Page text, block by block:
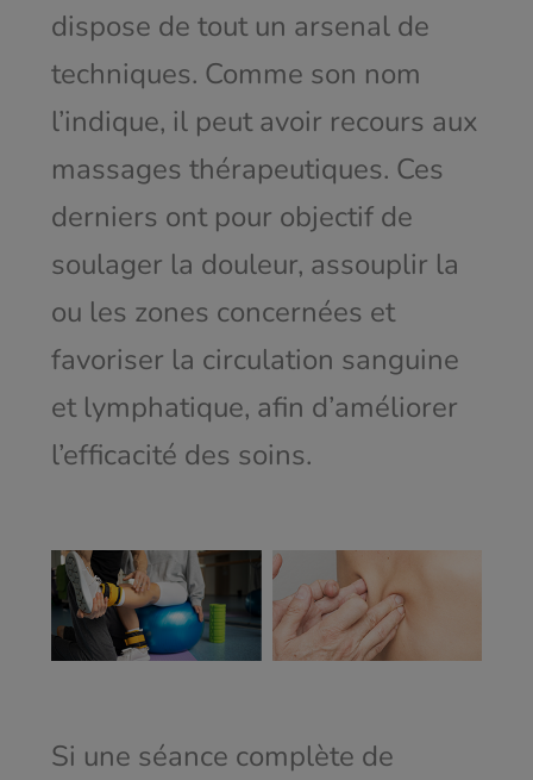
dispose de tout un arsenal de
techniques. Comme son nom
l’indique, il peut avoir recours aux
massages thérapeutiques. Ces
derniers ont pour objectif de
soulager la douleur, assouplir la
ou les zones concernées et
favoriser la circulation sanguine
et lymphatique, afin d’améliorer
l’efficacité des soins.
Si une séance complète de